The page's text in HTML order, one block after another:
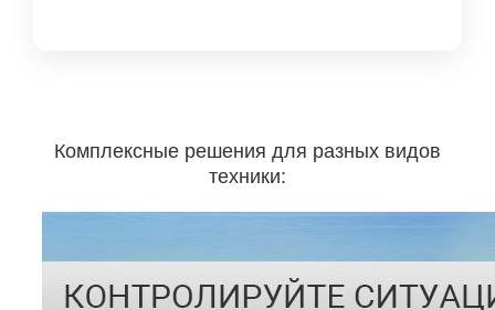
Комплексные решения для разных видов
техники: